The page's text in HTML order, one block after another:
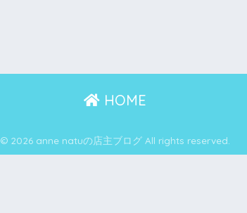
HOME
© 2026 anne natuの店主ブログ All rights reserved.